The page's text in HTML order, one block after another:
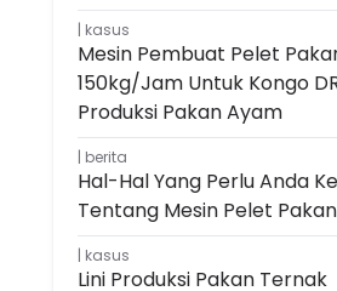
kasus
Mesin Pembuat Pelet
150kg/jam Untuk Kongo
Produksi Pakan Ayam
berita
Hal-Hal Yang Perlu Anda
Tentang Mesin Pelet
kasus
Lini Produksi Pakan Ternak